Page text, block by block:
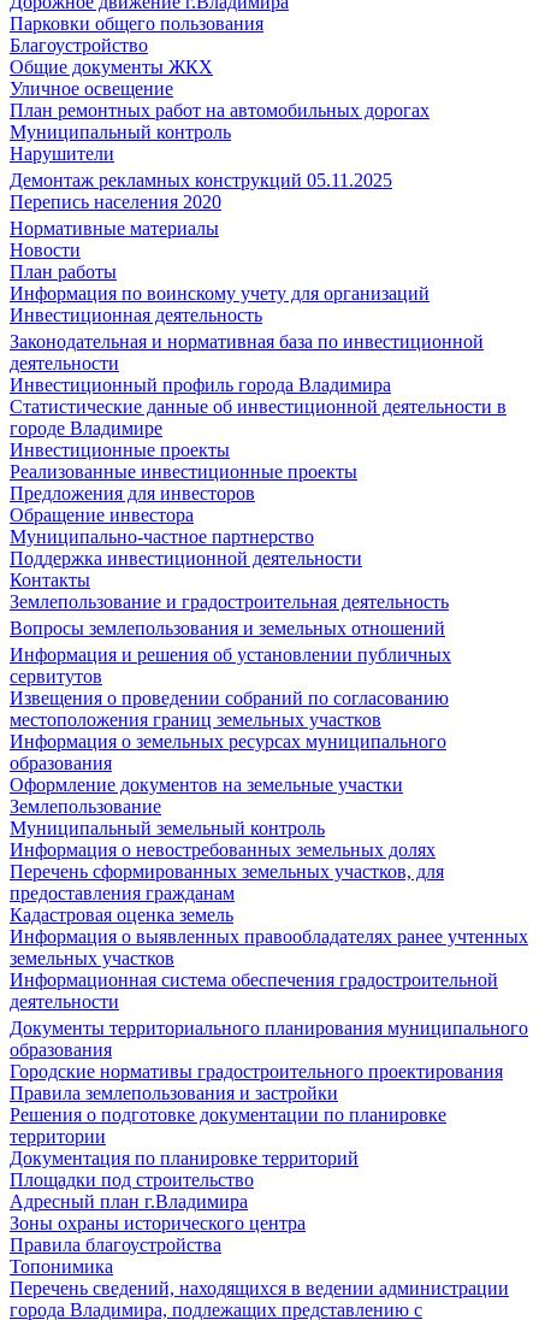
Парковки общего пользования
Благоустройство
Общие документы ЖКХ
Уличное освещение
План ремонтных работ на автомобильных дорогах
Муниципальный контроль
Нарушители
Демонтаж рекламных конструкций 05.11.2025
Перепись населения 2020
Нормативные материалы
Новости
План работы
Информация по воинскому учету для организаций
Инвестиционная деятельность
Законодательная и нормативная база по инвестиционной
деятельности
Инвестиционный профиль города Владимира
Статистические данные об инвестиционной деятельности в
городе Владимире
Инвестиционные проекты
Реализованные инвестиционные проекты
Предложения для инвесторов
Обращение инвестора
Муниципально-частное партнерство
Поддержка инвестиционной деятельности
Контакты
Землепользование и градостроительная деятельность
Вопросы землепользования и земельных отношений
Информация и решения об установлении публичных
сервитутов
Извещения о проведении собраний по согласованию
местоположения границ земельных участков
Информация о земельных ресурсах муниципального
образования
Оформление документов на земельные участки
Землепользование
Муниципальный земельный контроль
Информация о невостребованных земельных долях
Перечень сформированных земельных участков, для
предоставления гражданам
Кадастровая оценка земель
Информация о выявленных правообладателях ранее учтенных
земельных участков
Информационная система обеспечения градостроительной
деятельности
Документы территориального планирования муниципального
образования
Городские нормативы градостроительного проектирования
Правила землепользования и застройки
Решения о подготовке документации по планировке
территории
Документация по планировке территорий
Площадки под строительство
Адресный план г.Владимира
Зоны охраны исторического центра
Правила благоустройства
Топонимика
Перечень сведений, находящихся в ведении администрации
города Владимира, подлежащих представлению с